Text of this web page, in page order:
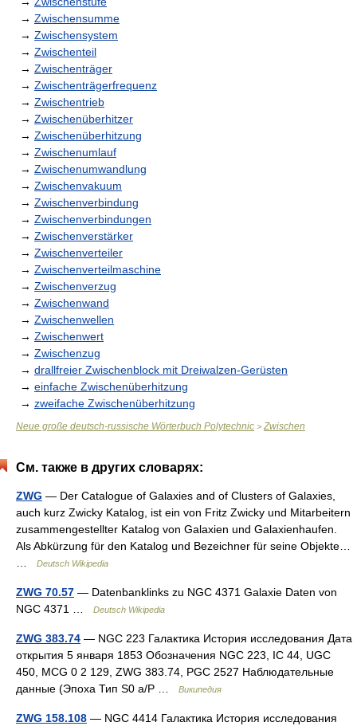
→ Zwischensumme
→ Zwischensystem
→ Zwischenteil
→ Zwischenträger
→ Zwischenträgerfrequenz
→ Zwischentrieb
→ Zwischenüberhitzer
→ Zwischenüberhitzung
→ Zwischenumlauf
→ Zwischenumwandlung
→ Zwischenvakuum
→ Zwischenverbindung
→ Zwischenverbindungen
→ Zwischenverstärker
→ Zwischenverteiler
→ Zwischenverteilmaschine
→ Zwischenverzug
→ Zwischenwand
→ Zwischenwellen
→ Zwischenwert
→ Zwischenzug
→ drallfreier Zwischenblock mit Dreiwalzen-Gerüsten
→ einfache Zwischenüberhitzung
→ zweifache Zwischenüberhitzung
Neue große deutsch-russische Wörterbuch Polytechnic > Zwischen
См. также в других словарях:
ZWG — Der Catalogue of Galaxies and of Clusters of Galaxies,
auch kurz Zwicky Katalog, ist ein von Fritz Zwicky und Mitarbeitern
zusammengestellter Katalog von Galaxien und Galaxienhaufen.
Als Abkürzung für den Katalog und Bezeichner für seine Objekte…
Deutsch Wikipedia
ZWG 70.57 — Datenbanklinks zu NGC 4371 Galaxie Daten von
NGC 4371 …
Deutsch Wikipedia
ZWG 383.74 — NGC 223 Галактика История исследования Дата
открытия 5 января 1853 Обозначения NGC 223, IC 44, UGC
450, MCG 0 2 129, ZWG 383.74, PGC 2527 Наблюдательные
данные (Эпоха Тип S0 a/P …
Википедия
ZWG 158.108 — NGC 4414 Галактика История исследования